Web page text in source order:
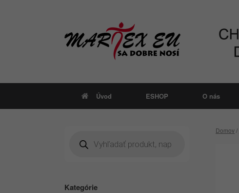
Úvod ESHOP O nás
Domov/
search
Kategórie